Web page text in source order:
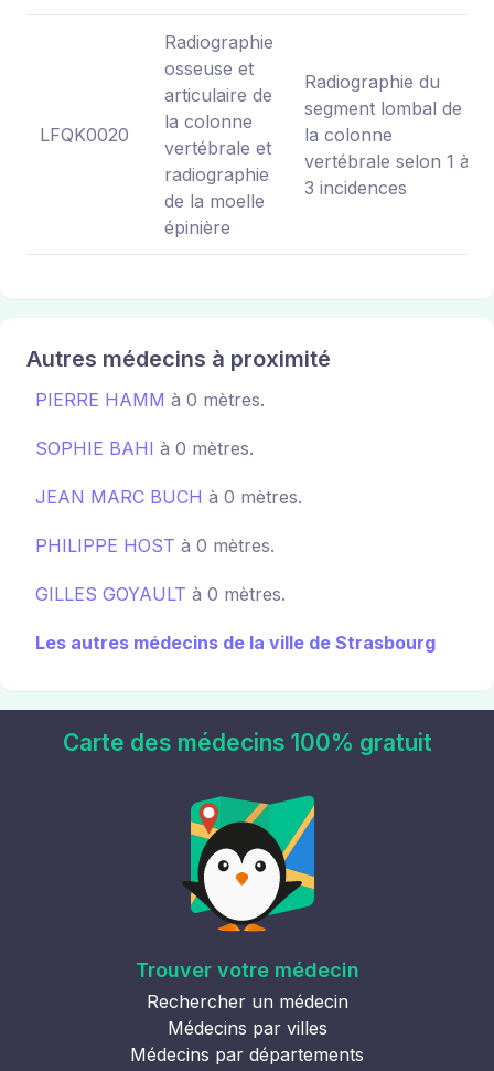
LFQK0020
Radiographie
osseuse et
articulaire de
la colonne
vertébrale et
radiographie
de la moelle
épinière
Radiographie du
segment lombal de
la colonne
vertébrale selon 1 à
3 incidences
Autres médecins à proximité
PIERRE HAMM à 0 mètres.
SOPHIE BAHI à 0 mètres.
JEAN MARC BUCH à 0 mètres.
PHILIPPE HOST à 0 mètres.
GILLES GOYAULT à 0 mètres.
Les autres médecins de la ville de Strasbourg
Carte des médecins 100% gratuit
Trouver votre médecin
Rechercher un médecin
Médecins par villes
Médecins par départements